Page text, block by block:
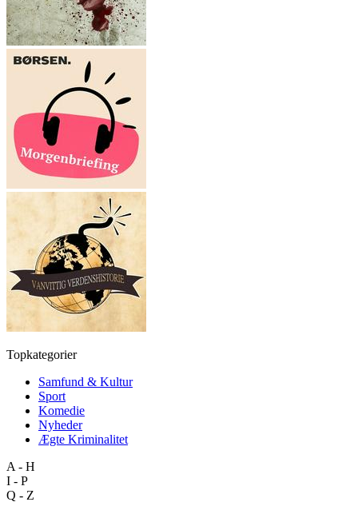
Topkategorier
Samfund & Kultur
Sport
Komedie
Nyheder
Ægte Kriminalitet
A - H
I - P
Q - Z